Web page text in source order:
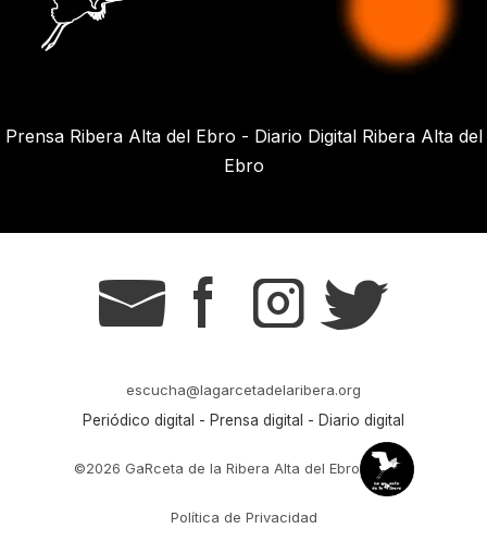
Prensa Ribera Alta del Ebro - Diario Digital Ribera Alta del
Ebro
g s t r
escucha@lagarcetadelaribera.org
Periódico digital - Prensa digital - Diario digital
©2026 GaRceta de la Ribera Alta del Ebro
Política de Privacidad